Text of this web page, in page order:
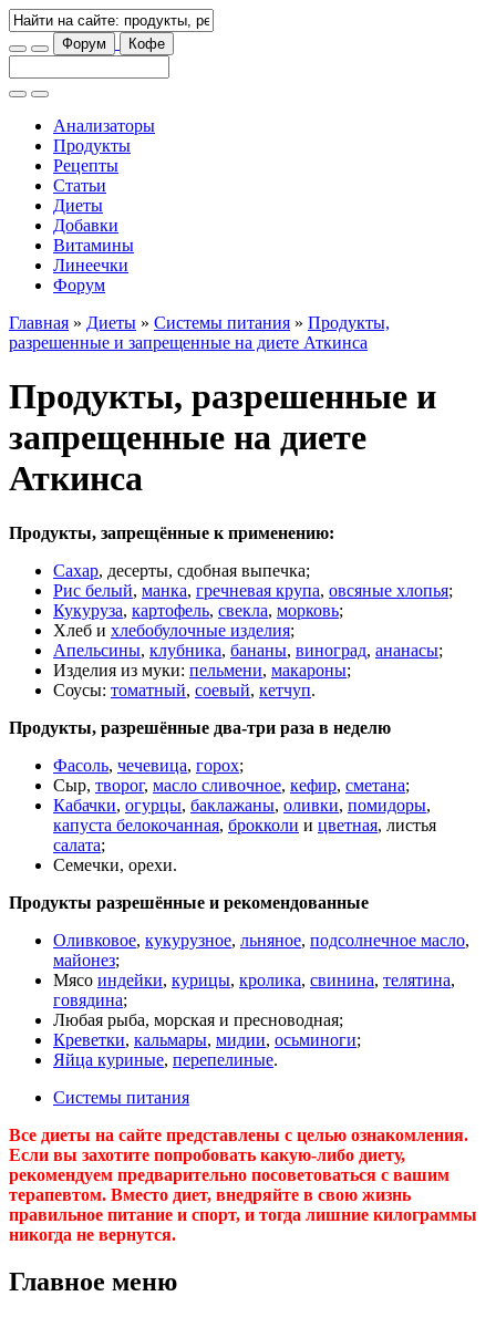
Форум Кофе
Анализаторы
Продукты
Рецепты
Статьи
Диеты
Добавки
Витамины
Линеечки
Форум
Главная » Диеты » Системы питания » Продукты,
разрешенные и запрещенные на диете Аткинса
Продукты, разрешенные и
запрещенные на диете
Аткинса
Продукты, запрещённые к применению:
Сахар, десерты, сдобная выпечка;
Рис белый, манка, гречневая крупа, овсяные хлопья;
Кукуруза, картофель, свекла, морковь;
Хлеб и хлебобулочные изделия;
Апельсины, клубника, бананы, виноград, ананасы;
Изделия из муки: пельмени, макароны;
Соусы: томатный, соевый, кетчуп.
Продукты, разрешённые два-три раза в неделю
Фасоль, чечевица, горох;
Сыр, творог, масло сливочное, кефир, сметана;
Кабачки, огурцы, баклажаны, оливки, помидоры,
капуста белокочанная, брокколи и цветная, листья
салата;
Семечки, орехи.
Продукты разрешённые и рекомендованные
Оливковое, кукурузное, льняное, подсолнечное масло,
майонез;
Мясо индейки, курицы, кролика, свинина, телятина,
говядина;
Любая рыба, морская и пресноводная;
Креветки, кальмары, мидии, осьминоги;
Яйца куриные, перепелиные.
Системы питания
Все диеты на сайте представлены с целью ознакомления.
Если вы захотите попробовать какую-либо диету,
рекомендуем предварительно посоветоваться с вашим
терапевтом. Вместо диет, внедряйте в свою жизнь
правильное питание и спорт, и тогда лишние килограммы
никогда не вернутся.
Главное меню